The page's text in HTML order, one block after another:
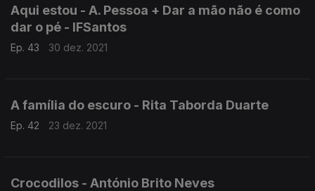
Aqui estou - A. Pessoa + Dar a mão não é como
dar o pé - IFSantos
Ep. 43 30 dez. 2021
A família do escuro - Rita Taborda Duarte
Ep. 42 23 dez. 2021
Crocodilos - António Brito Neves